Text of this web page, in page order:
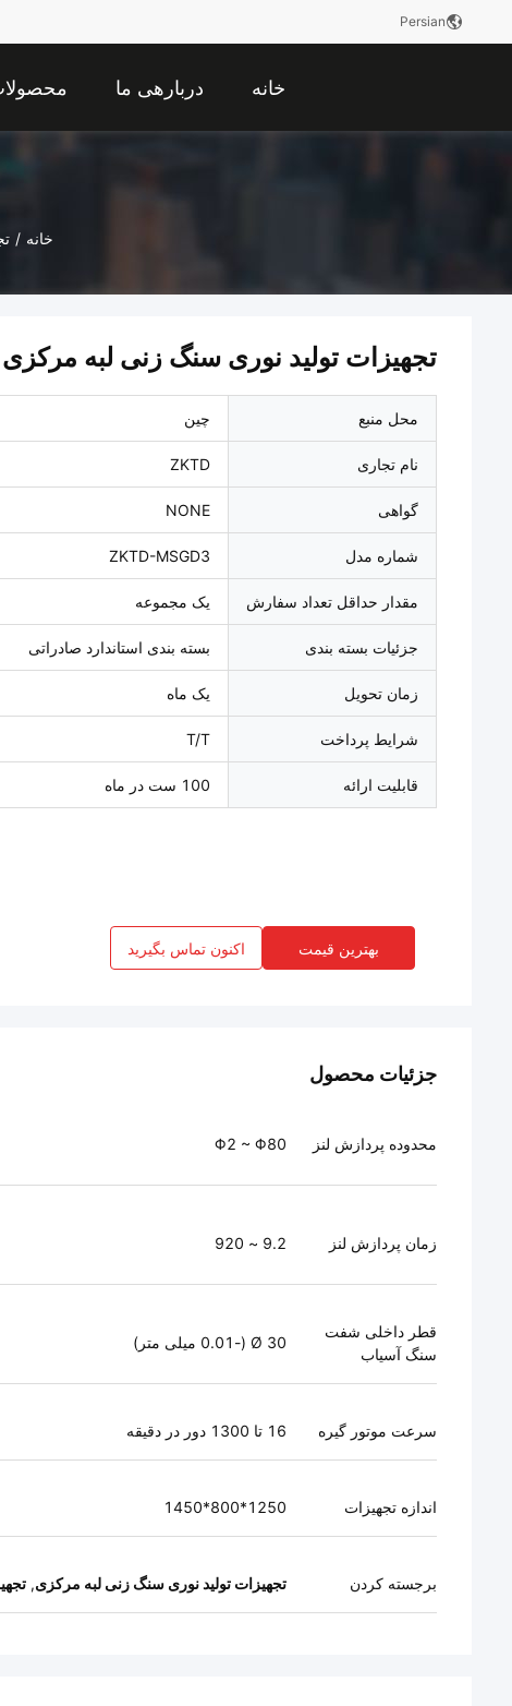
Persian
خانه دربارهی ما
خانه /
تجهیزات تولید نوری سنگ زنی لبه
محل منبع چین
نام تجاری ZKTD
گواهی NONE
شماره مدل ZKTD-MSGD3
مقدار حداقل تعداد سفارش یک مجموعه
جزئیات بسته بندی بسته بندی استاندارد صادراتی
زمان تحویل یک ماه
شرایط پرداخت T/T
قابلیت ارائه 100 ست در ماه
بهترین قیمت اکنون تماس بگیرید
جزئیات محصول
محدوده پردازش لنز Φ2 ~ Φ80
زمان پردازش لنز 9.2 ~ 920
قطر داخلی شفت
سنگ آسیاب
Ø 30 (-0.01 میلی متر)
سرعت موتور گیره 16 تا 1300 دور در دقیقه
اندازه تجهیزات 1250*800*1450
برجسته کردن تجهیزات تولید نوری سنگ زنی لبه مرکزی,